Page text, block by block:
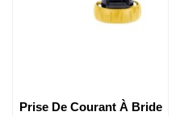
Prise De Courant À Bride